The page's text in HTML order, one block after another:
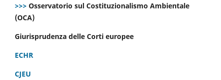
>>> Osservatorio sul Costituzionalismo Ambientale
(OCA)
Giurisprudenza delle Corti europee
ECHR
CJEU